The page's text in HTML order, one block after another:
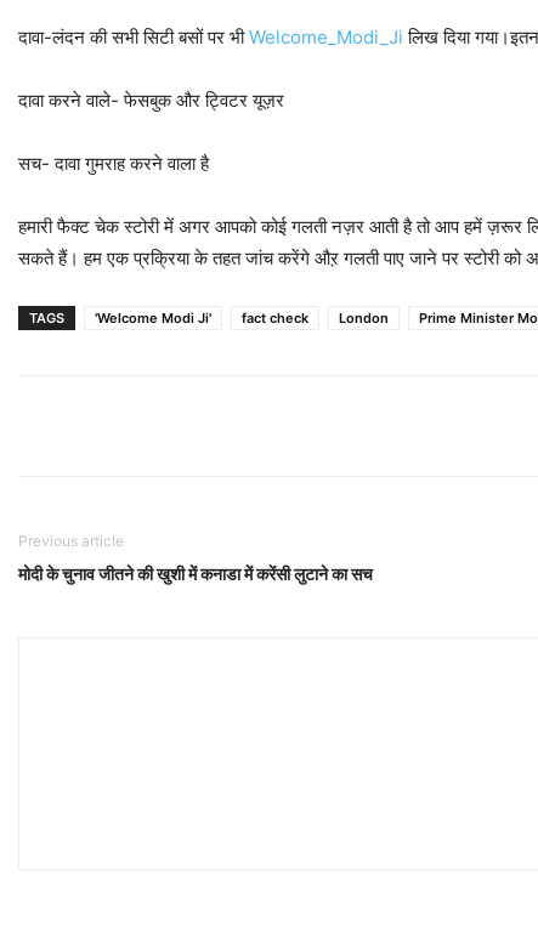
दावा-लंदन की सभी सिटी बसों पर भीWelcome_Modi_Ji लिख दिया
दावा करने वाले- फेसबुक और ट्विटर यूज़र
सच- दावा गुमराह करने वाला है
हमारी फैक्ट चेक स्टोरी में अगर आपको कोई गलती नज़र आती है तो आप हमें
सकते हैं। हम एक प्रक्रिया के तहत जांच करेंगे औऱ गलती पाए जाने पर स्टोरी को
TAGS 'Welcome Modi Ji' fact check London Prime Minister
Previous article
मोदी के चुनाव जीतने की खुशी में कनाडा में करेंसी लुटाने का सच